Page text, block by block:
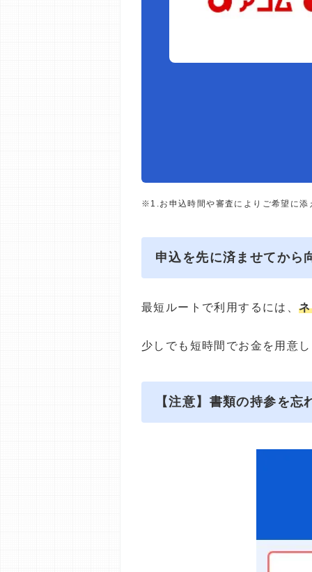
※1.お申込時間や審査によりご希望に添
申込を先に済ませてから
最短ルートで利用するには、
少しでも短時間でお金を用意
【注意】書類の持参を忘